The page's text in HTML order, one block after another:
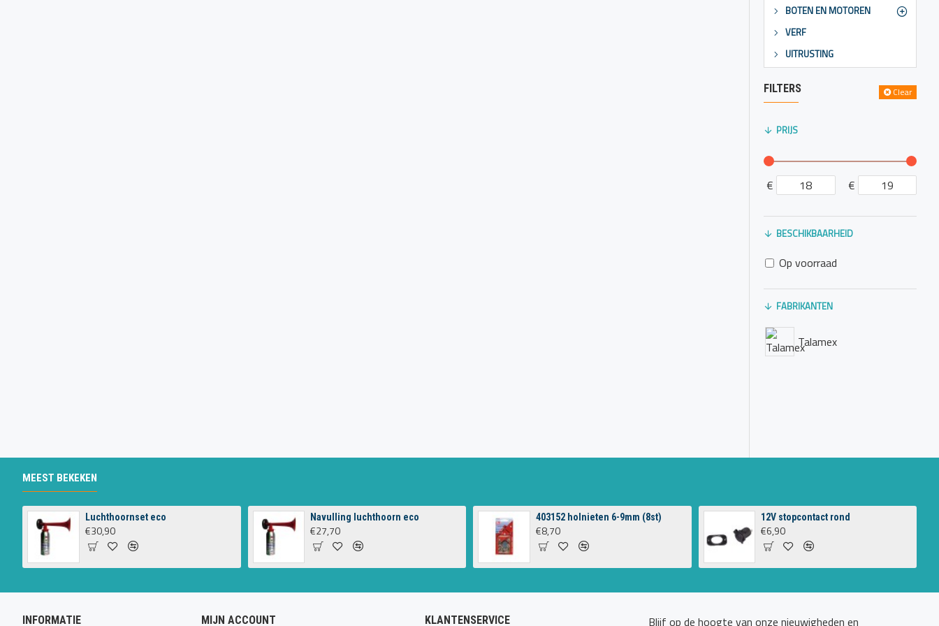
BOTEN EN MOTOREN
VERF
UITRUSTING
FILTERS Clear
PRIJS
€ €
FABRIKANTEN
Talamex
BESCHIKBAARHEID
Op voorraad
MEEST BEKEKEN
Luchthoornset eco
€30,90
Navulling luchthoorn eco
€27,70
403152 holnieten 6-9mm (8st)
€8,70
12V stopcontact rond
€6,90
INFORMATIE MIJN ACCOUNT KLANTENSERVICE Blijf op de hoogte van onze nieuwigheden en